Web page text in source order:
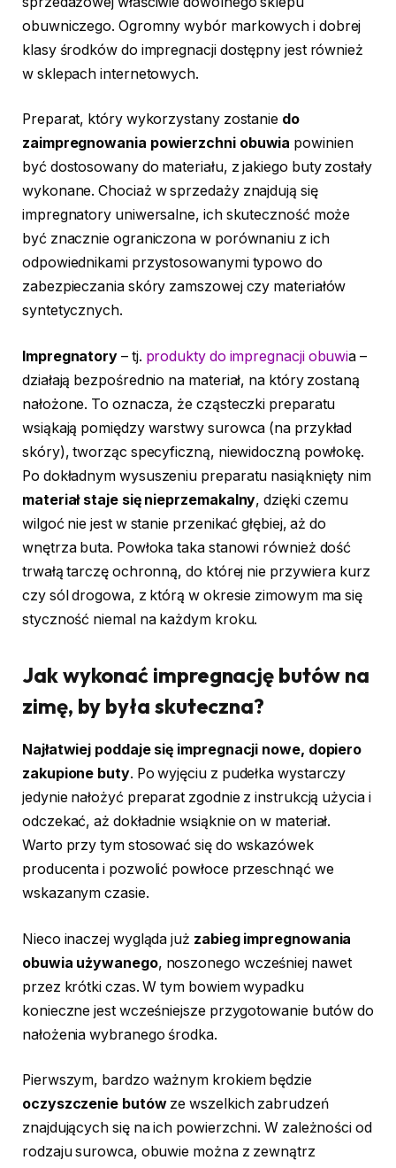
obuwniczego. Ogromny wybór markowych i dobrej
klasy środków do impregnacji dostępny jest również
w sklepach internetowych.
Preparat, który wykorzystany zostanie do
zaimpregnowania powierzchni obuwia powinien
być dostosowany do materiału, z jakiego buty zostały
wykonane. Chociaż w sprzedaży znajdują się
impregnatory uniwersalne, ich skuteczność może
być znacznie ograniczona w porównaniu z ich
odpowiednikami przystosowanymi typowo do
zabezpieczania skóry zamszowej czy materiałów
syntetycznych.
Impregnatory – tj. produkty do impregnacji obuwia –
działają bezpośrednio na materiał, na który zostaną
nałożone. To oznacza, że cząsteczki preparatu
wsiąkają pomiędzy warstwy surowca (na przykład
skóry), tworząc specyficzną, niewidoczną powłokę.
Po dokładnym wysuszeniu preparatu nasiąknięty nim
materiał staje się nieprzemakalny, dzięki czemu
wilgoć nie jest w stanie przenikać głębiej, aż do
wnętrza buta. Powłoka taka stanowi również dość
trwałą tarczę ochronną, do której nie przywiera kurz
czy sól drogowa, z którą w okresie zimowym ma się
styczność niemal na każdym kroku.
Jak wykonać impregnację butów na
zimę, by była skuteczna?
Najłatwiej poddaje się impregnacji nowe, dopiero
zakupione buty. Po wyjęciu z pudełka wystarczy
jedynie nałożyć preparat zgodnie z instrukcją użycia i
odczekać, aż dokładnie wsiąknie on w materiał.
Warto przy tym stosować się do wskazówek
producenta i pozwolić powłoce przeschnąć we
wskazanym czasie.
Nieco inaczej wygląda już zabieg impregnowania
obuwia używanego, noszonego wcześniej nawet
przez krótki czas. W tym bowiem wypadku
konieczne jest wcześniejsze przygotowanie butów do
nałożenia wybranego środka.
Pierwszym, bardzo ważnym krokiem będzie
oczyszczenie butówze wszelkich zabrudzeń
znajdujących się na ich powierzchni. W zależności od
rodzaju surowca, obuwie można z zewnątrz